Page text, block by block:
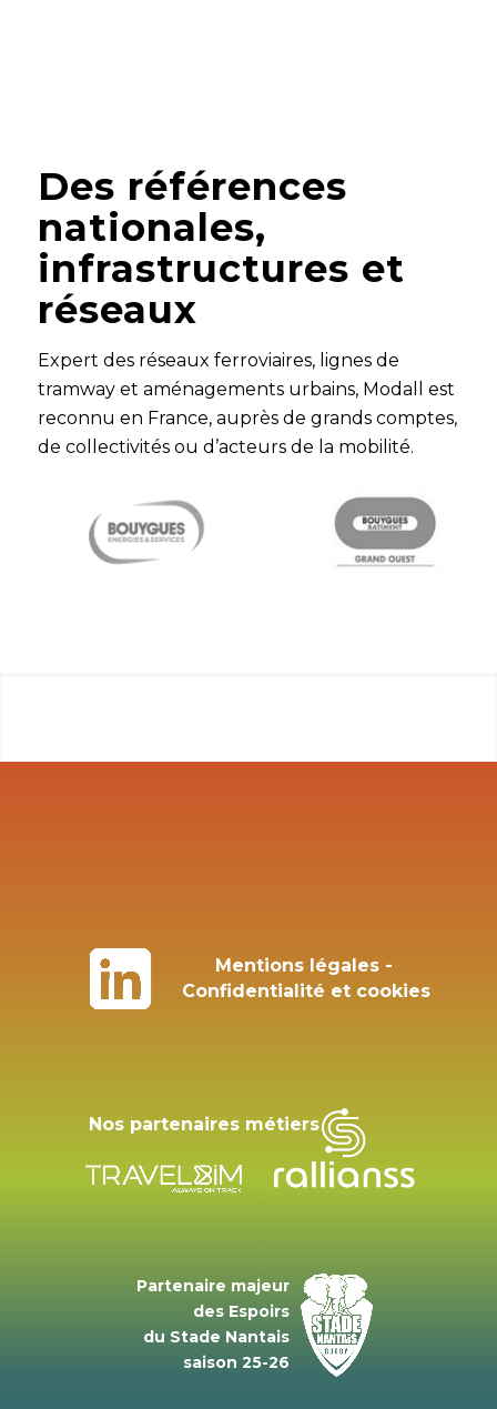
Des références
nationales,
infrastructures et
réseaux
Expert des réseaux ferroviaires, lignes de
tramway et aménagements urbains, Modall est
reconnu en France, auprès de grands comptes,
de collectivités ou d’acteurs de la mobilité.
Nos partenaires métiers
Mentions légales -
Confidentialité et cookies
Partenaire majeur
des Espoirs
du Stade Nantais
saison 25-26